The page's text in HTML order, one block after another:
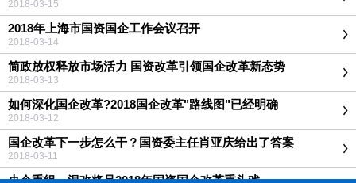
2018-03-15
2018年上海市国资国企工作会议召开
2018-03-14
简政放权释放市场活力 国资改革引领国企改革新态势
2018-03-13
如何深化国企改革?2018国企改革"路线图"已经明确
2018-03-12
国企改革下一步怎么干？国资委主任肖亚庆给出了答案
2018-03-11